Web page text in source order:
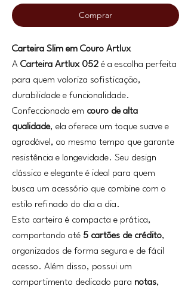
Comprar
Carteira Slim em Couro Artlux
A Carteira Artlux 052 é a escolha perfeita
para quem valoriza sofisticação,
durabilidade e funcionalidade.
Confeccionada em couro de alta
qualidade, ela oferece um toque suave e
agradável, ao mesmo tempo que garante
resistência e longevidade. Seu design
clássico e elegante é ideal para quem
busca um acessório que combine com o
estilo refinado do dia a dia.
Esta carteira é compacta e prática,
comportando até 5 cartões de crédito,
organizados de forma segura e de fácil
acesso. Além disso, possui um
compartimento dedicado para notas,